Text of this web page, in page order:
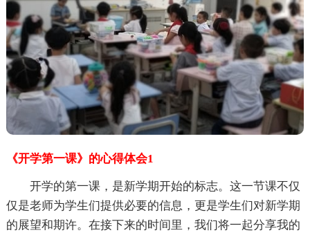
《开学第一课》的心得体会1
开学的第一课，是新学期开始的标志。这一节课不仅
仅是老师为学生们提供必要的信息，更是学生们对新学期
的展望和期许。在接下来的时间里，我们将一起分享我的